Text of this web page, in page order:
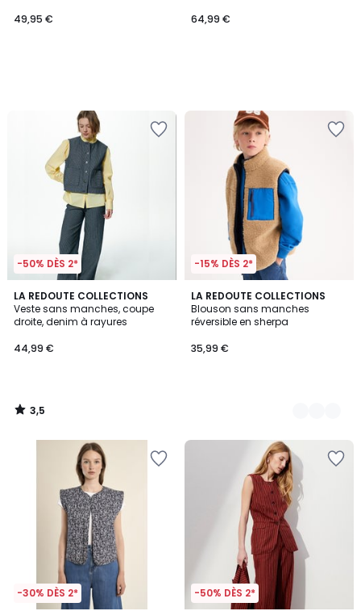
49,95 €
64,99 €
-50% DÈS 2*
LA REDOUTE COLLECTIONS
Veste sans manches, coupe
droite, denim à rayures
44,99 €
3,5
/ 5
3,5
/
-15% DÈS 2*
LA REDOUTE COLLECTIONS
Blouson sans manches
réversible en sherpa
35,99 €
2
Couleurs
-30% DÈS 2* -50% DÈS 2*